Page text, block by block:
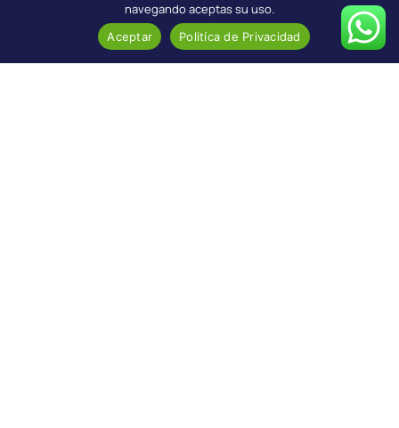
navegando aceptas su uso.
Aceptar Politíca de Privacidad